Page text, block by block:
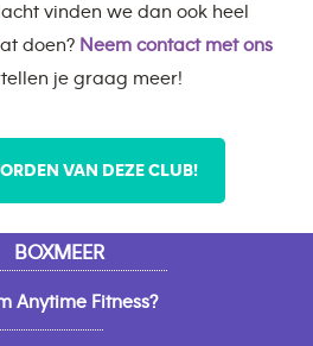
vinden we dan ook heel
doen? Neem contact met ons
je graag meer!
VAN DEZE CLUB!
BOXMEER
Anytime Fitness?